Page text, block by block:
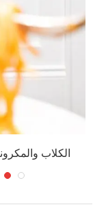
كيف تخطط